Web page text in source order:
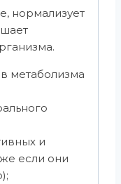
нормализует
метаболизма
и
если они